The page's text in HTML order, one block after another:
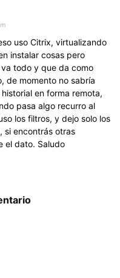
uso Citrix, virtualizando
instalar cosas pero
todo y que da como
de momento no sabría
en forma remota,
pasa algo recurro al
los filtros, y dejo solo los
si encontrás otras
el dato. Saludo